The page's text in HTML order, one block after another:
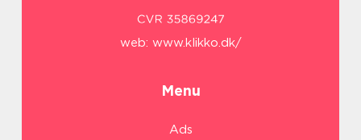
web: www.klikko.dk/
Menu
Ads